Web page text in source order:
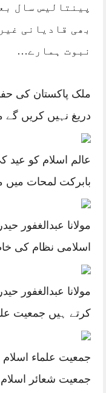
پینتالیس سال
بھی قادیانی
نبوت ہمارے…
ملک پاکستان کی
دریغ نہیں کریں گے
عالم اسلام کو
بابرکت لمحات
مولانا عبدالغفور
اسلامی نظام کی
مولانا عبدالغفور
کرتے ہیں جمعیت
جمعیت علماء
جمعیت شعائر